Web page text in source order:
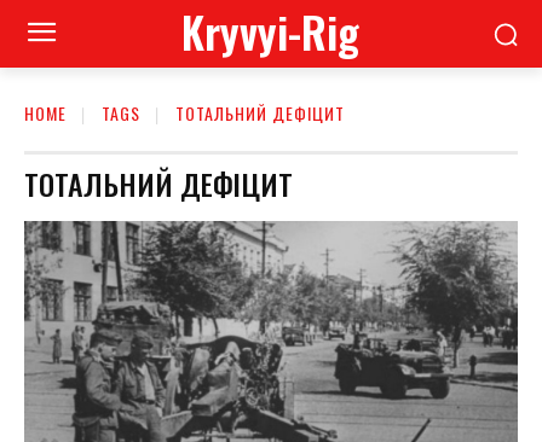
Kryvyi-Rig
HOME TAGS ТОТАЛЬНИЙ ДЕФІЦИТ
ТОТАЛЬНИЙ ДЕФІЦИТ